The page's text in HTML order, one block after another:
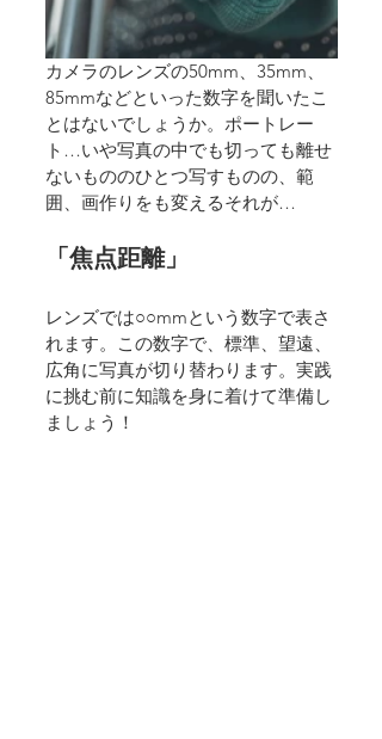
カメラのレンズの50mm、35mm、
85mmなどといった数字を聞いたこ
とはないでしょうか。ポートレー
ト…いや写真の中でも切っても離せ
ないもののひとつ写すものの、範
囲、画作りをも変えるそれが…
「焦点距離」
レンズでは○○mmという数字で表さ
れます。この数字で、標準、望遠、
広角に写真が切り替わります。実践
に挑む前に知識を身に着けて準備し
ましょう！